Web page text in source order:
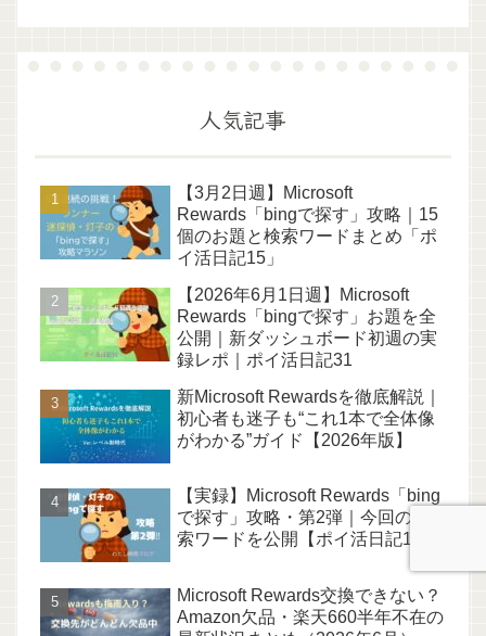
人気記事
【3月2日週】Microsoft
Rewards「bingで探す」攻略｜15
個のお題と検索ワードまとめ「ポ
イ活日記15」
【2026年6月1日週】Microsoft
Rewards「bingで探す」お題を全
公開｜新ダッシュボード初週の実
録レポ｜ポイ活日記31
新Microsoft Rewardsを徹底解説｜
初心者も迷子も“これ1本で全体像
がわかる”ガイド【2026年版】
【実録】Microsoft Rewards「bing
で探す」攻略・第2弾｜今回の検
索ワードを公開【ポイ活日記11】
Microsoft Rewards交換できない？
Amazon欠品・楽天660半年不在の